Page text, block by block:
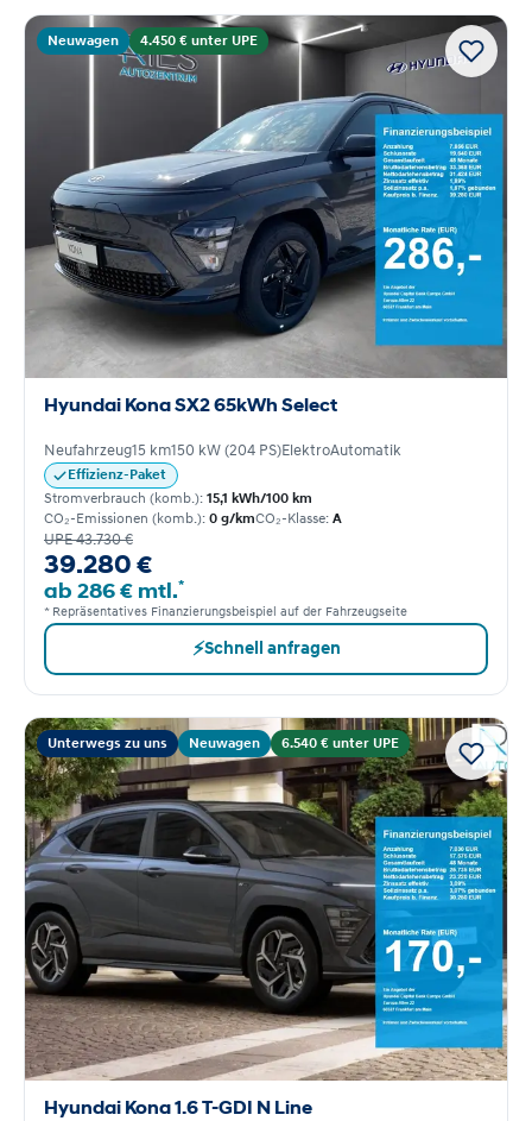
Neuwagen 4.450 € unter UPE
Hyundai Kona SX2 65kWh Select
Neufahrzeug15 km150 kW (204 PS)ElektroAutomatik
Effizienz-Paket
Stromverbrauch (komb.): 15,1 kWh/100 km
CO₂-Emissionen (komb.): 0 g/kmCO₂-Klasse: A
UPE 43.730 €
39.280 €
ab 286 € mtl.*
* Repräsentatives Finanzierungsbeispiel auf der Fahrzeugseite
⚡Schnell anfragen
Unterwegs zu uns Neuwagen 6.540 € unter UPE
Hyundai Kona 1.6 T-GDI N Line